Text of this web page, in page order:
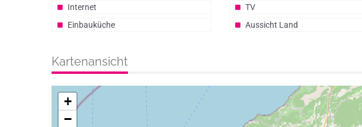
Internet
TV
Einbauküche
Aussicht Land
Kartenansicht
+
−